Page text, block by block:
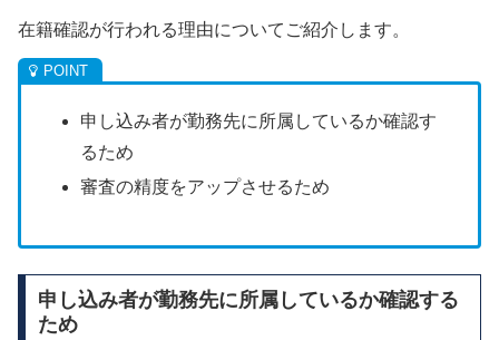
在籍確認が行われる理由についてご紹介します。
申し込み者が勤務先に所属しているか確認す
るため
審査の精度をアップさせるため
申し込み者が勤務先に所属しているか確認する
ため